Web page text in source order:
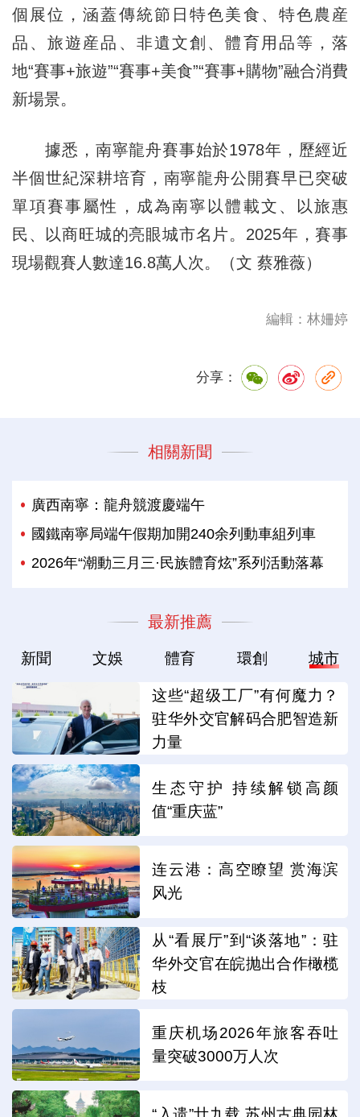
個展位，涵蓋傳統節日特色美食、特色農産
品、旅遊産品、非遺文創、體育用品等，落
地“賽事+旅遊”“賽事+美食”“賽事+購物”融合消費
新場景。
據悉，南寧龍舟賽事始於1978年，歷經近
半個世紀深耕培育，南寧龍舟公開賽早已突破
單項賽事屬性，成為南寧以體載文、以旅惠
民、以商旺城的亮眼城市名片。2025年，賽事
現場觀賽人數達16.8萬人次。（文 蔡雅薇）
編輯：林姍婷
分享：
相關新聞
廣西南寧：龍舟競渡慶端午
國鐵南寧局端午假期加開240余列動車組列車
2026年“潮動三月三·民族體育炫”系列活動落幕
最新推薦
新聞 文娛 體育 環創 城市
这些“超级工厂”有何魔力？
驻华外交官解码合肥智造新
力量
生态守护 持续解锁高颜
值“重庆蓝”
连云港：高空瞭望 赏海滨
风光
从“看展厅”到“谈落地”：驻
华外交官在皖抛出合作橄榄
枝
重庆机场2026年旅客吞吐
量突破3000万人次